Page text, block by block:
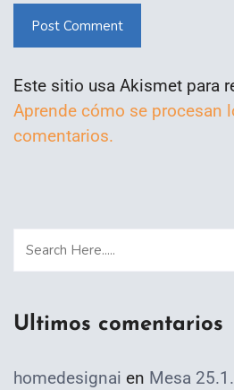
Post Comment
Este sitio usa Akismet para
Aprende cómo se procesan
comentarios.
Ultimos comentarios
homedesignai en Mesa